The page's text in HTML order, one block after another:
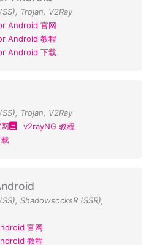
, Trojan, V2Ray
Android 官网
Android 教程
Android 下载
, Trojan, V2Ray
v2rayNG 教程
, ShadowsocksR (SSR),
官网
教程